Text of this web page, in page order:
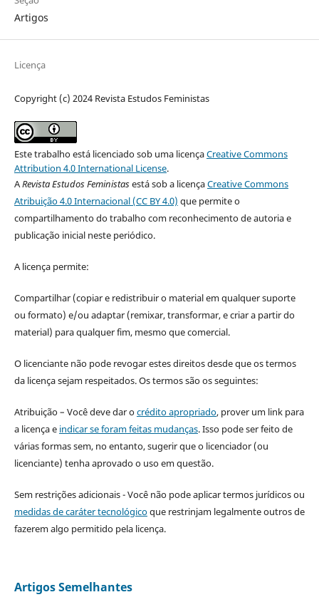
Artigos
Licença
Copyright (c) 2024 Revista Estudos Feministas
Este trabalho está licenciado sob uma licençaCreative Commons
Attribution 4.0 International License.
ARevista Estudos Feministasestá sob a licençaCreative Commons
Atribuição 4.0 Internacional (CC BY 4.0) que permite o
compartilhamento do trabalho com reconhecimento de autoria e
publicação inicial neste periódico.
A licença permite:
Compartilhar (copiar e redistribuir o material em qualquer suporte
ou formato) e/ou adaptar (remixar, transformar, e criar a partir do
material) para qualquer fim, mesmo que comercial.
O licenciante não pode revogar estes direitos desde que os termos
da licença sejam respeitados. Os termos são os seguintes:
Atribuição – Você deve dar ocrédito apropriado, prover um link para
a licença e indicar se foram feitas mudanças. Isso pode ser feito de
várias formas sem, no entanto, sugerir que o licenciador (ou
licenciante) tenha aprovado o uso em questão.
Sem restrições adicionais - Você não pode aplicar termos jurídicos ou
medidas de caráter tecnológicoque restrinjam legalmente outros de
fazerem algo permitido pela licença.
Artigos Semelhantes